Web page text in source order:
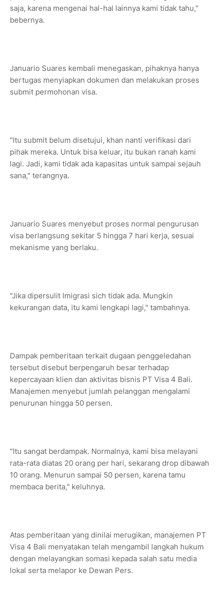
saja, karena mengenai hal-hal lainnya kami tidak tahu,"
bebernya.
Januario Suares kembali menegaskan, pihaknya hanya
bertugas menyiapkan dokumen dan melakukan proses
submit permohonan visa.
"Itu submit belum disetujui, khan nanti verifikasi dari
pihak mereka. Untuk bisa keluar, itu bukan ranah kami
lagi. Jadi, kami tidak ada kapasitas untuk sampai sejauh
sana," terangnya.
Januario Suares menyebut proses normal pengurusan
visa berlangsung sekitar 5 hingga 7 hari kerja, sesuai
mekanisme yang berlaku.
"Jika dipersulit Imigrasi sich tidak ada. Mungkin
kekurangan data, itu kami lengkapi lagi," tambahnya.
Dampak pemberitaan terkait dugaan penggeledahan
tersebut disebut berpengaruh besar terhadap
kepercayaan klien dan aktivitas bisnis PT Visa 4 Bali.
Manajemen menyebut jumlah pelanggan mengalami
penurunan hingga 50 persen.
"Itu sangat berdampak. Normalnya, kami bisa melayani
rata-rata diatas 20 orang per hari, sekarang drop dibawah
10 orang. Menurun sampai 50 persen, karena tamu
membaca berita," keluhnya.
Atas pemberitaan yang dinilai merugikan, manajemen PT
Visa 4 Bali menyatakan telah mengambil langkah hukum
dengan melayangkan somasi kepada salah satu media
lokal serta melapor ke Dewan Pers.